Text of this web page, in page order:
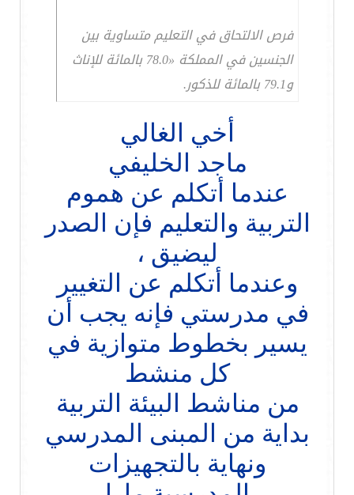
فرص الالتحاق في التعليم متساوية بين
الجنسين في المملكة «78.0 بالمائة للإناث
و79.1 بالمائة للذكور.
أخي الغالي
ماجد الخليفي
عندما أتكلم عن هموم
التربية والتعليم فإن الصدر
ليضيق ،
وعندما أتكلم عن التغيير
في مدرستي فإنه يجب أن
يسير بخطوط متوازية في
كل منشط
من مناشط البيئة التربية
بداية من المبنى المدرسي
ونهاية بالتجهيزات